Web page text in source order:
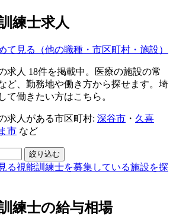
練士求人
て見る（他の職種・市区町村・施設）
求人 18件を掲載中。医療の施設の常
ど、勤務地や働き方から探せます。埼
て働きたい方はこちら。
求人がある市区町村: 深谷市 ・ 久喜
市 など
絞り込む
る視能訓練士を募集している施設を探
練士の給与相場